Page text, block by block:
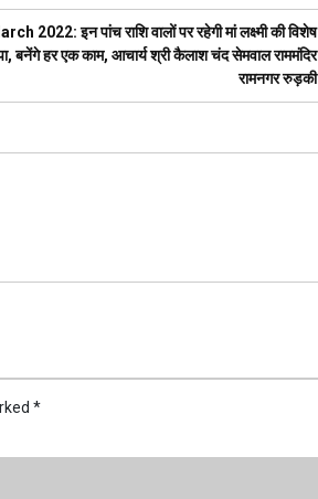
2022: इन पांच राशि वालों पर रहेगी मां लक्ष्मी की विशेष
बनेंगे हर एक काम, आचार्य श्री कैलाश चंद सेमवाल राममंदिर
रामनगर रुड़की
*